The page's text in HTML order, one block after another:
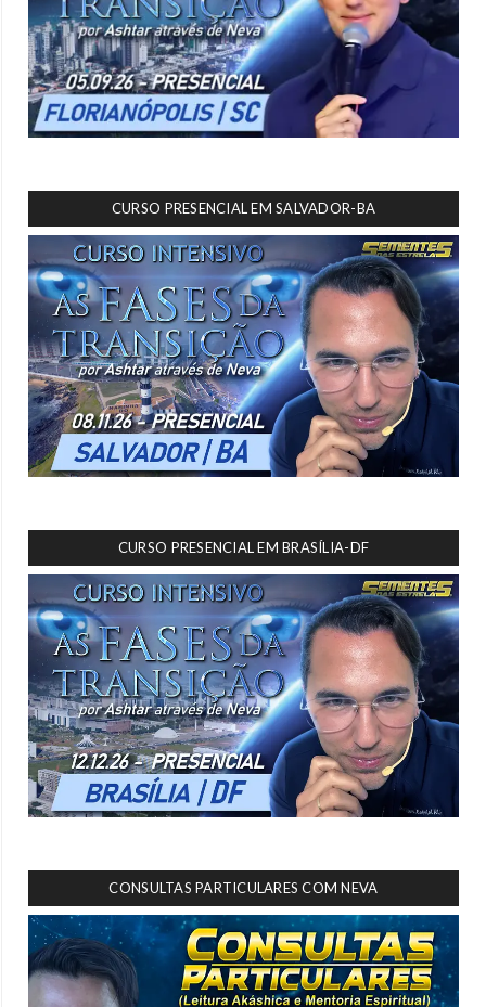
CURSO PRESENCIAL EM SALVADOR-BA
CURSO PRESENCIAL EM BRASÍLIA-DF
CONSULTAS PARTICULARES COM NEVA